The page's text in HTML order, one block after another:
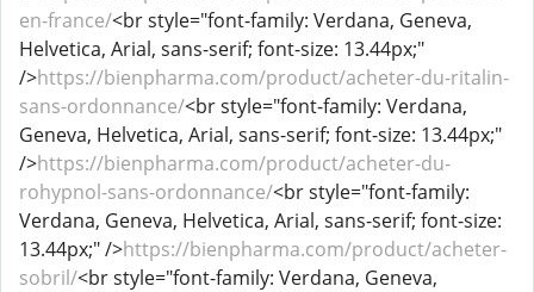
en-france/<br style="font-family: Verdana, Geneva,
Helvetica, Arial, sans-serif; font-size: 13.44px;"
/>https://bienpharma.com/product/acheter-du-ritalin-
sans-ordonnance/<br style="font-family: Verdana,
Geneva, Helvetica, Arial, sans-serif; font-size: 13.44px;"
/>https://bienpharma.com/product/acheter-du-
rohypnol-sans-ordonnance/<br style="font-family:
Verdana, Geneva, Helvetica, Arial, sans-serif; font-size:
13.44px;" />https://bienpharma.com/product/acheter-
sobril/<br style="font-family: Verdana, Geneva,